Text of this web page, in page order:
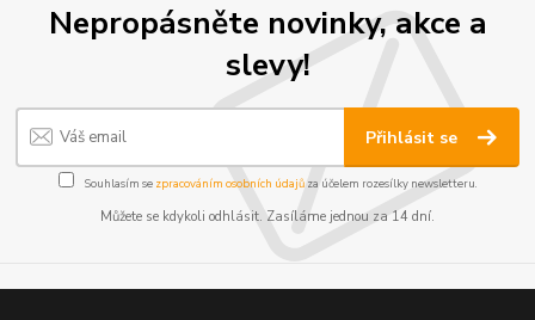
Nepropásněte novinky, akce a
slevy!
Přihlásit se
Souhlasím se zpracováním osobních údajůza účelem rozesílky newsletteru.
Můžete se kdykoli odhlásit. Zasíláme jednou za 14 dní.